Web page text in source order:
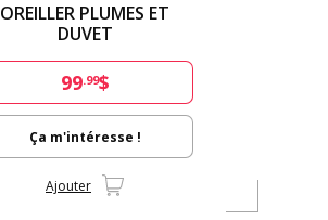
OREILLER PLUMES ET
DUVET
99.99$
Ça m'intéresse !
Ajouter